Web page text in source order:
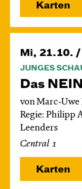
Karten
Mi, 21.10.
JUNGES
Das
von Marc-
Regie: Philipp
Leenders
Central 1
Karten